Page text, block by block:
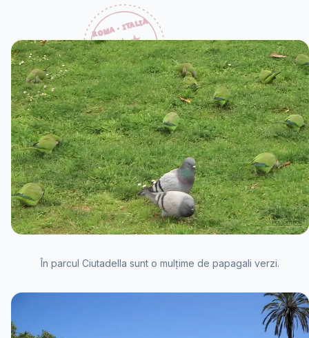
În parcul Ciutadella sunt o mulțime de papagali verzi.